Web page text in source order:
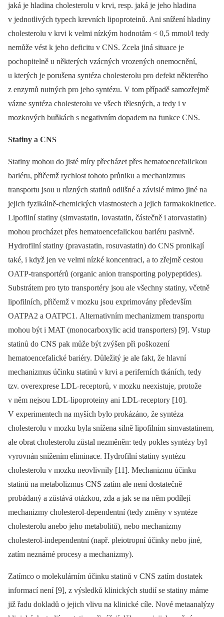
jaká je hladina cholesterolu v krvi, resp. jaká je jeho hladina
v jednotlivých typech krevních lipoproteinů. Ani snížení hladiny
cholesterolu v krvi k velmi nízkým hodnotám < 0,5 mmol/l tedy
nemůže vést k jeho deficitu v CNS. Zcela jiná situace je
pochopitelně u některých vzácných vrozených onemocnění,
u kterých je porušena syntéza cholesterolu pro defekt některého
z enzymů nutných pro jeho syntézu. V tom případě samozřejmě
vázne syntéza cholesterolu ve všech tělesných, a tedy i v
mozkových buňkách s negativním dopadem na funkce CNS.
Statiny a CNS
Statiny mohou do jisté míry přecházet přes hematoencefalickou
bariéru, přičemž rychlost tohoto průniku a mechanizmus
transportu jsou u různých statinů odlišné a závislé mimo jiné na
jejich fyzikálně-chemických vlastnostech a jejich farmakokinetice.
Lipofilní statiny (simva­statin, lovastatin, částečně i atorvastatin)
mohou procházet přes hematoencefalickou bariéru pasivně.
Hydrofilní statiny (pravastatin, rosuvastatin) do CNS pronikají
také, i když jen ve velmi nízké koncentraci, a to zřejmě cestou
OATP-transportérů (organic anion transporting polypeptides).
Substrátem pro tyto transportéry jsou ale všechny statiny, včetně
lipofilních, přičemž v mozku jsou exprimovány především
OATPA2 a OATPC1. Alternativním mechanizmem transportu
mohou být i MAT (monocarboxylic acid transporters) [9]. Vstup
statinů do CNS pak může být zvýšen při poškození
hematoencefalické bariéry. Důležitý je ale fakt, že hlavní
mechanizmus účinku statinů v krvi a periferních tkáních, tedy
tzv. overexprese LDL-receptorů, v mozku neexistuje, protože
v něm nejsou LDL-lipoproteiny ani LDL-receptory [10].
V experimentech na myších bylo prokázáno, že syntéza
cholesterolu v mozku byla snížena silně lipofilním simvastatinem,
ale obrat cholesterolu zůstal nezměněn: tedy pokles syntézy byl
vyrovnán snížením eliminace. Hydrofilní statiny syntézu
cholesterolu v mozku neovlivnily [11]. Mechanizmu účinku
statinů na metabolizmus CNS zatím ale není dostatečně
probádaný a zůstává otázkou, zda a jak se na něm podílejí
mechanizmy cholesterol-dependentní (tedy změny v syntéze
cholesterolu anebo jeho metabolitů), nebo mechanizmy
cholesterol-independentní (např. pleiotropní účinky nebo jiné,
zatím neznámé procesy a mechanizmy).
Zatímco o molekulárním účinku statinů v CNS zatím dostatek
informací není [9], z výsledků klinických studií se statiny máme
již řadu dokladů o jejich vlivu na klinické cíle. Nové metaanalýzy